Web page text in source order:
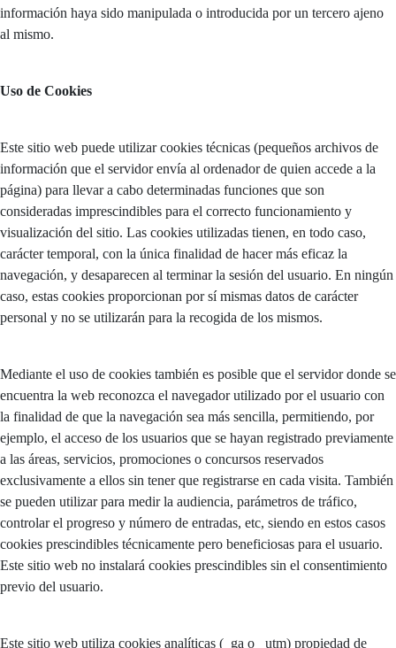
información haya sido manipulada o introducida por un tercero ajeno
al mismo.
Uso de Cookies
Este sitio web puede utilizar cookies técnicas (pequeños archivos de
información que el servidor envía al ordenador de quien accede a la
página) para llevar a cabo determinadas funciones que son
consideradas imprescindibles para el correcto funcionamiento y
visualización del sitio. Las cookies utilizadas tienen, en todo caso,
carácter temporal, con la única finalidad de hacer más eficaz la
navegación, y desaparecen al terminar la sesión del usuario. En ningún
caso, estas cookies proporcionan por sí mismas datos de carácter
personal y no se utilizarán para la recogida de los mismos.
Mediante el uso de cookies también es posible que el servidor donde se
encuentra la web reconozca el navegador utilizado por el usuario con
la finalidad de que la navegación sea más sencilla, permitiendo, por
ejemplo, el acceso de los usuarios que se hayan registrado previamente
a las áreas, servicios, promociones o concursos reservados
exclusivamente a ellos sin tener que registrarse en cada visita. También
se pueden utilizar para medir la audiencia, parámetros de tráfico,
controlar el progreso y número de entradas, etc, siendo en estos casos
cookies prescindibles técnicamente pero beneficiosas para el usuario.
Este sitio web no instalará cookies prescindibles sin el consentimiento
previo del usuario.
Este sitio web utiliza cookies analíticas (_ga o _utm) propiedad de